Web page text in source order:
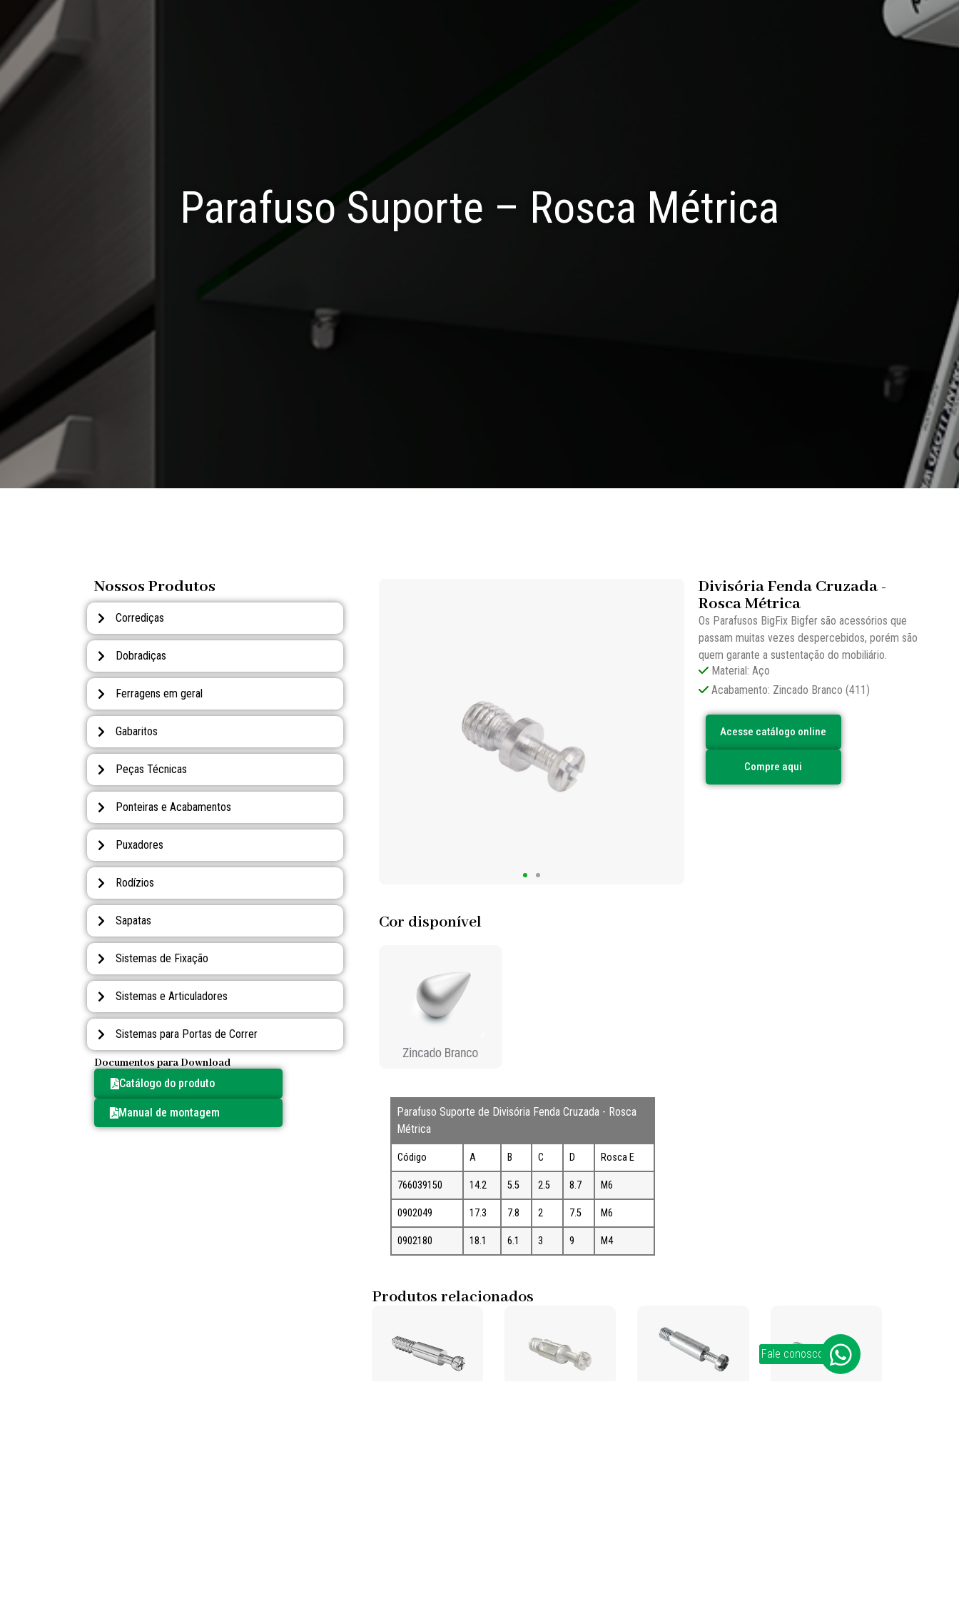
Parafuso Suporte – Rosca Métrica
Nossos Produtos
Corrediças
Dobradiças
Ferragens em geral
Gabaritos
Peças Técnicas
Ponteiras e Acabamentos
Puxadores
Rodízios
Sapatas
Sistemas de Fixação
Sistemas e Articuladores
Sistemas para Portas de Correr
Documentos para Download
Catálogo do produto
Manual de montagem
Divisória Fenda Cruzada -
Rosca Métrica
Os Parafusos BigFix Bigfer são acessórios que
passam muitas vezes despercebidos, porém são
quem garante a sustentação do mobiliário.
Material: Aço
Acabamento: Zincado Branco (411)
Acesse catálogo online
Compre aqui
Cor disponível
Parafuso Suporte de Divisória Fenda Cruzada - Rosca
Métrica
Código A B C D Rosca E
766039150 14.2 5.5 2.5 8.7 M6
0902049 17.3 7.8 2 7.5 M6
0902180 18.1 6.1 3 9 M4
Produtos relacionados
Fale conosco